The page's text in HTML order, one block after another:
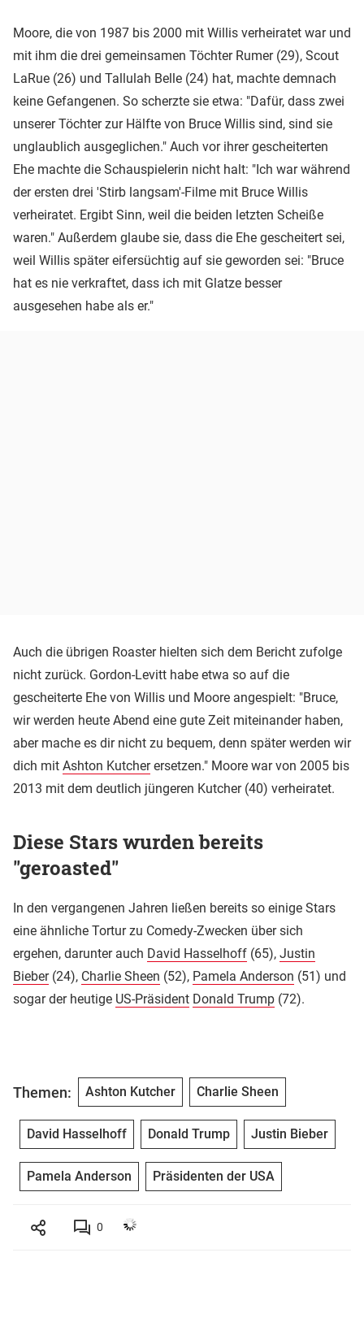
Moore, die von 1987 bis 2000 mit Willis verheiratet war und
mit ihm die drei gemeinsamen Töchter Rumer (29), Scout
LaRue (26) und Tallulah Belle (24) hat, machte demnach
keine Gefangenen. So scherzte sie etwa: "Dafür, dass zwei
unserer Töchter zur Hälfte von Bruce Willis sind, sind sie
unglaublich ausgeglichen." Auch vor ihrer gescheiterten
Ehe machte die Schauspielerin nicht halt: "Ich war während
der ersten drei 'Stirb langsam'-Filme mit Bruce Willis
verheiratet. Ergibt Sinn, weil die beiden letzten Scheiße
waren." Außerdem glaube sie, dass die Ehe gescheitert sei,
weil Willis später eifersüchtig auf sie geworden sei: "Bruce
hat es nie verkraftet, dass ich mit Glatze besser
ausgesehen habe als er."
Auch die übrigen Roaster hielten sich dem Bericht zufolge
nicht zurück. Gordon-Levitt habe etwa so auf die
gescheiterte Ehe von Willis und Moore angespielt: "Bruce,
wir werden heute Abend eine gute Zeit miteinander haben,
aber mache es dir nicht zu bequem, denn später werden wir
dich mit Ashton Kutcherersetzen." Moore war von 2005 bis
2013 mit dem deutlich jüngeren Kutcher (40) verheiratet.
Diese Stars wurden bereits
"geroasted"
In den vergangenen Jahren ließen bereits so einige Stars
eine ähnliche Tortur zu Comedy-Zwecken über sich
ergehen, darunter auch David Hasselhoff (65), Justin
Bieber(24), Charlie Sheen (52), Pamela Anderson (51) und
sogar der heutige US-Präsident Donald Trump (72).
Themen: Ashton Kutcher Charlie Sheen
David Hasselhoff Donald Trump Justin Bieber
Pamela Anderson Präsidenten der USA
0